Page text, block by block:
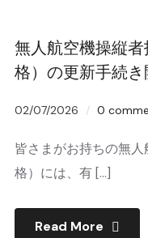
無人航空機操縦
格）の更新手続
02/07/2026 0
皆さまがお持ちの無
格）には、有 […]
Read More